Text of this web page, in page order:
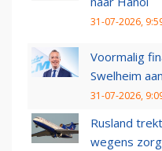
31-07-2026,
Voormalig
Swelheim
31-07-2026,
Rusland
wegens